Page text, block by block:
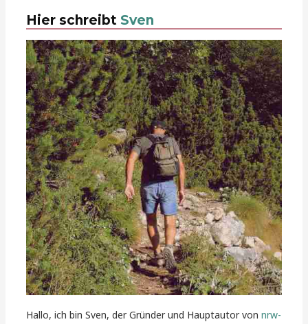
Hier schreibt Sven
Hallo, ich bin Sven, der Gründer und Hauptautor vonnrw-